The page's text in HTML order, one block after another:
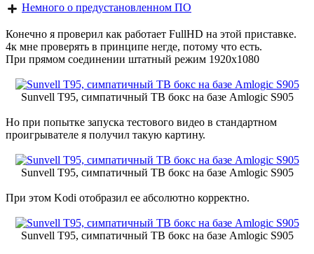
Немного о предустановленном ПО
Конечно я проверил как работает FullHD на этой приставке.
4к мне проверять в принципе негде, потому что есть.
При прямом соединении штатный режим 1920х1080
Sunvell T95, симпатичный ТВ бокс на базе Amlogic S905
Но при попытке запуска тестового видео в стандартном
проигрывателе я получил такую картину.
Sunvell T95, симпатичный ТВ бокс на базе Amlogic S905
При этом Kodi отобразил ее абсолютно корректно.
Sunvell T95, симпатичный ТВ бокс на базе Amlogic S905